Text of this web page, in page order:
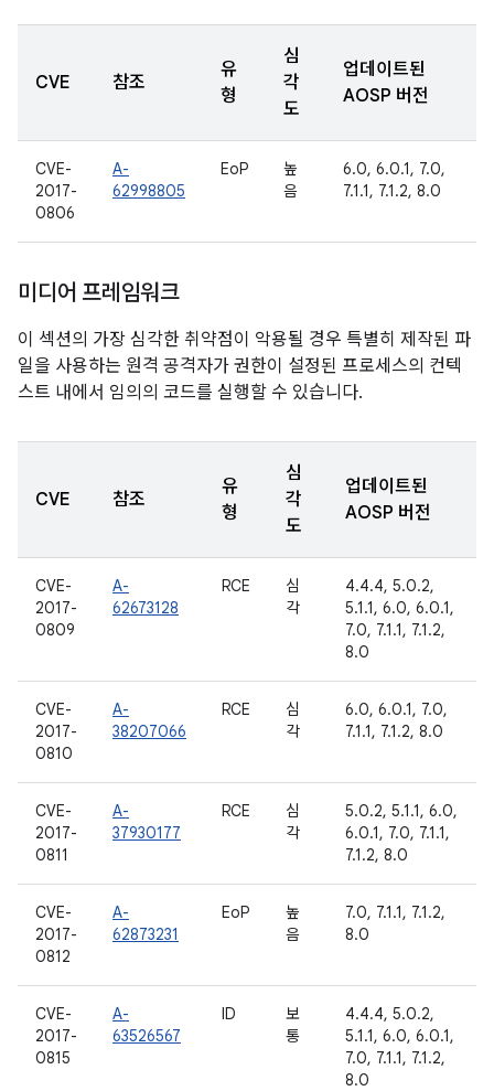
CVE 참조
유
형
심
각
도
업데이트된
AOSP 버전
CVE-
2017-
0806
A-
62998805
EoP
높
음
6.0, 6.0.1, 7.0,
7.1.1, 7.1.2, 8.0
미디어 프레임워크
이 섹션의 가장 심각한 취약점이 악용될 경우 특별히 제작된 파
일을 사용하는 원격 공격자가 권한이 설정된 프로세스의 컨텍
스트 내에서 임의의 코드를 실행할 수 있습니다.
CVE 참조
유
형
심
각
도
업데이트된
AOSP 버전
CVE-
2017-
0809
A-
62673128
RCE
심
각
4.4.4, 5.0.2,
5.1.1, 6.0, 6.0.1,
7.0, 7.1.1, 7.1.2,
8.0
CVE-
2017-
0810
A-
38207066
RCE
심
각
6.0, 6.0.1, 7.0,
7.1.1, 7.1.2, 8.0
CVE-
2017-
0811
A-
37930177
RCE
심
각
5.0.2, 5.1.1, 6.0,
6.0.1, 7.0, 7.1.1,
7.1.2, 8.0
CVE-
2017-
0812
A-
62873231
EoP
높
음
7.0, 7.1.1, 7.1.2,
8.0
CVE-
2017-
0815
A-
63526567
ID
보
통
4.4.4, 5.0.2,
5.1.1, 6.0, 6.0.1,
7.0, 7.1.1, 7.1.2,
8.0